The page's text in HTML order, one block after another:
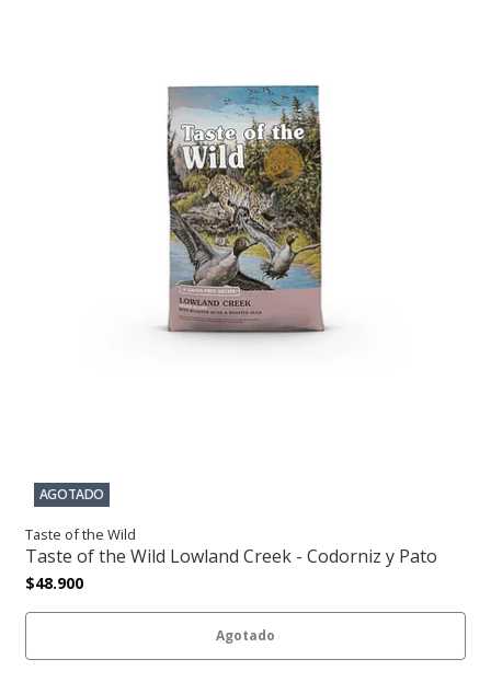
AGOTADO
Taste of the Wild
Taste of the Wild Lowland Creek - Codorniz y Pato
$48.900
Agotado